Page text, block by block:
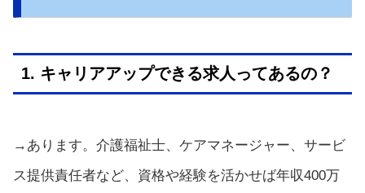
1. キャリアアップできる求人ってあるの？
→あります。介護福祉士、ケアマネージャー、サービ
ス提供責任者など、資格や経験を活かせば年収400万